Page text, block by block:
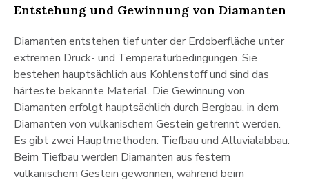
Entstehung und Gewinnung von Diamanten
Diamanten entstehen tief unter der Erdoberfläche unter
extremen Druck- und Temperaturbedingungen. Sie
bestehen hauptsächlich aus Kohlenstoff und sind das
härteste bekannte Material. Die Gewinnung von
Diamanten erfolgt hauptsächlich durch Bergbau, in dem
Diamanten von vulkanischem Gestein getrennt werden.
Es gibt zwei Hauptmethoden: Tiefbau und Alluvialabbau.
Beim Tiefbau werden Diamanten aus festem
vulkanischem Gestein gewonnen, während beim